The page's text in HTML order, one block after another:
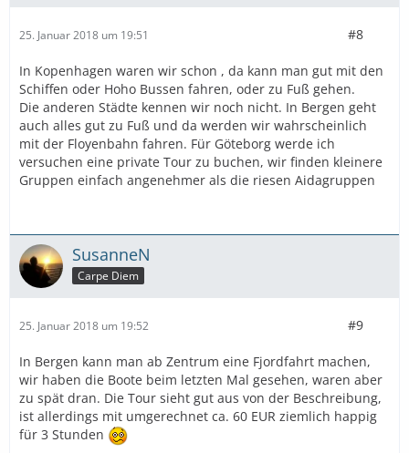
25. Januar 2018 um 19:51 #8
In Kopenhagen waren wir schon , da kann man gut mit den
Schiffen oder Hoho Bussen fahren, oder zu Fuß gehen.
Die anderen Städte kennen wir noch nicht. In Bergen geht
auch alles gut zu Fuß und da werden wir wahrscheinlich
mit der Floyenbahn fahren. Für Göteborg werde ich
versuchen eine private Tour zu buchen, wir finden kleinere
Gruppen einfach angenehmer als die riesen Aidagruppen
SusanneN
Carpe Diem
25. Januar 2018 um 19:52 #9
In Bergen kann man ab Zentrum eine Fjordfahrt machen,
wir haben die Boote beim letzten Mal gesehen, waren aber
zu spät dran. Die Tour sieht gut aus von der Beschreibung,
ist allerdings mit umgerechnet ca. 60 EUR ziemlich happig
für 3 Stunden